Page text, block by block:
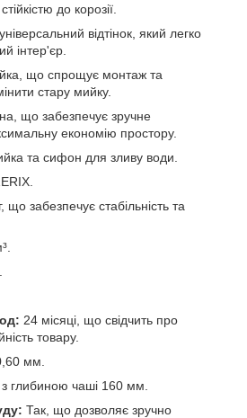
до корозії.
відтінок, який легко
інтер'єр.
що спрощує монтаж та
стару мийку.
що забезпечує зручне
економію простору.
та сифон для зливу води.
що забезпечує стабільність та
24 місяці, що свідчить про
товару.
мм.
глибиною чаші 160 мм.
Так, що дозволяє зручно